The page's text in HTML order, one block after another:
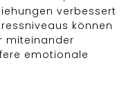
verbessert
können
miteinander
emotionale